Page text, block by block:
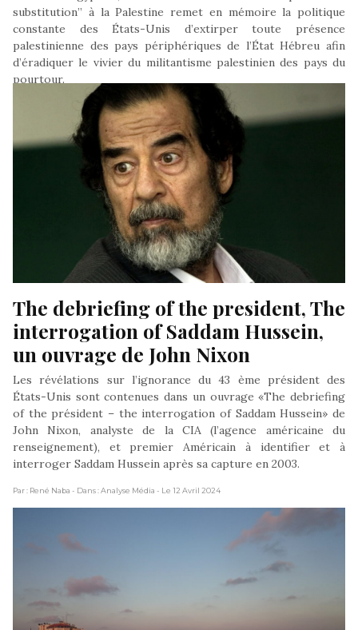
substitution” à la Palestine remet en mémoire la politique
constante des États-Unis d’extirper toute présence
palestinienne des pays périphériques de l’État Hébreu afin
d’éradiquer le vivier du militantisme palestinien des pays du
pourtour.
- Dans : Actualités- Le 22 Avril 2024
The debriefing of the president, The
interrogation of Saddam Hussein,
un ouvrage de John Nixon
Les révélations sur l’ignorance du 43 ème président des
États-Unis sont contenues dans un ouvrage «The debriefing
of the président – the interrogation of Saddam Hussein» de
John Nixon, analyste de la CIA (l’agence américaine du
renseignement), et premier Américain à identifier et à
interroger Saddam Hussein après sa capture en 2003.
Par : René Naba - Dans : Analyse Média - Le 12 Avril 2024